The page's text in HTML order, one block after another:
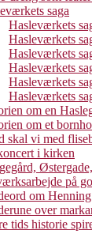
saga
Hasleværkets
Hasleværkets
Hasleværkets
Hasleværkets
Hasleværkets
Hasleværkets
om en
om et
skal vi med
i kirken
på
om Henning
over
tids historie